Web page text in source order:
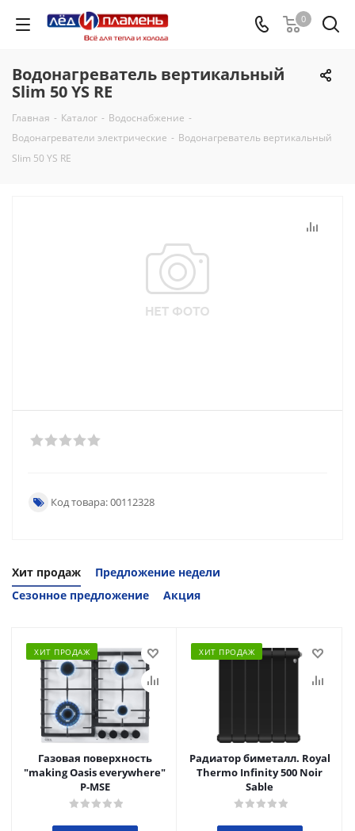
0
Водонагреватель вертикальный
Slim 50 YS RE
Главная - Каталог - Водоснабжение -
Водонагреватели электрические - Водонагреватель вертикальный
Slim 50 YS RE
Код товара: 00112328
Хит продаж
Предложение недели
Сезонное предложение
Акция
ХИТ ПРОДАЖ
Газовая поверхность
"making Oasis everywhere"
P-MSE
ХИТ ПРОДАЖ
Радиатор биметалл. Royal
Thermo Infinity 500 Noir
Sable